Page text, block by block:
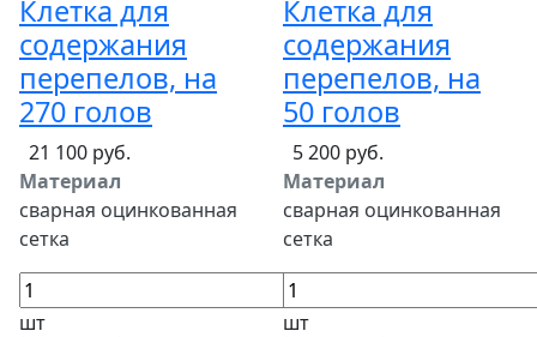
Клетка для
содержания
перепелов, на
270 голов
21 100 руб.
Материал
сварная оцинкованная
сетка
шт
Клетка для
содержания
перепелов, на
50 голов
5 200 руб.
Материал
сварная оцинкованная
сетка
шт